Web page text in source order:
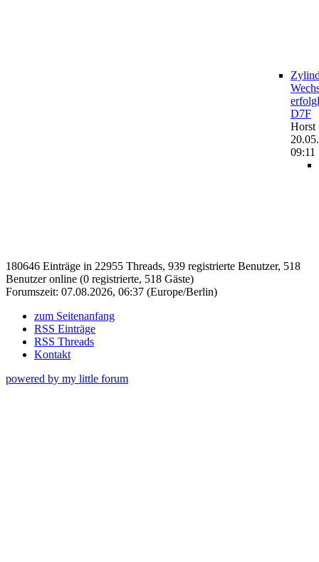
D7F
Horst
09:11
180646 Einträge in 22955 Threads, 939 registrierte Benutzer, 518
Benutzer online (0 registrierte, 518 Gäste)
Forumszeit: 07.08.2026, 06:37 (Europe/Berlin)
zum Seitenanfang
RSS Einträge
RSS Threads
Kontakt
powered by my little forum